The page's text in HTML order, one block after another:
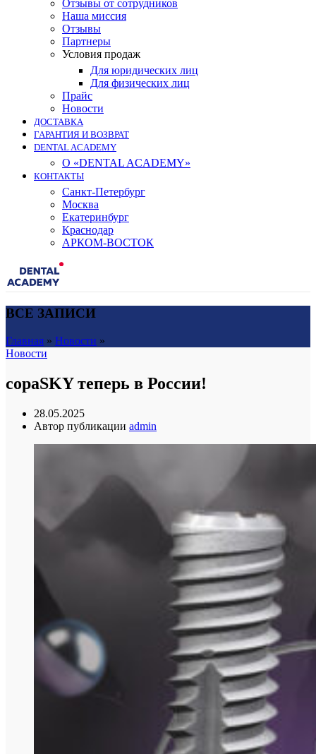
Отзывы от сотрудников
Наша миссия
Отзывы
Партнеры
Условия продаж
Для юридических лиц
Для физических лиц
Прайс
Новости
ДОСТАВКА
ГАРАНТИЯ И ВОЗВРАТ
DENTAL ACADEMY
О «DENTAL ACADEMY»
КОНТАКТЫ
Санкт-Петербург
Москва
Екатеринбург
Краснодар
АРКОМ-ВОСТОК
ВСЕ ЗАПИСИ
Главная » Новости »
Новости
copaSKY теперь в России!
28.05.2025
Автор публикации admin